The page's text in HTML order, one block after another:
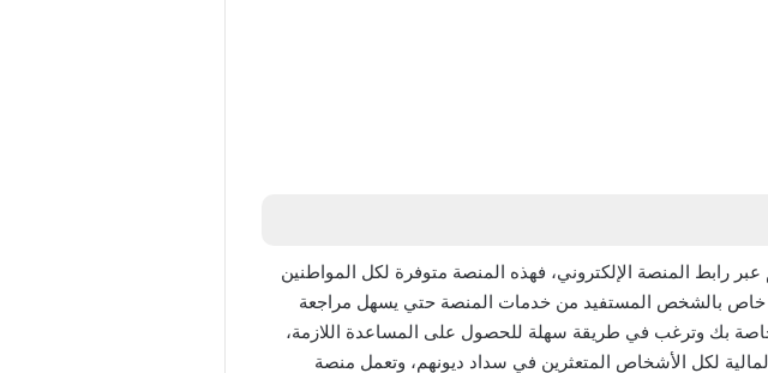
رابط المنصة الإلكتروني، فهذه المنصة متوفرة لكل المواطنين
خاص بالشخص المستفيد من خدمات المنصة حتي يسهل مراجعة
بك وترغب في طريقة سهلة للحصول على المساعدة اللازمة،
لكل الأشخاص المتعثرين في سداد ديونهم، وتعمل منصة